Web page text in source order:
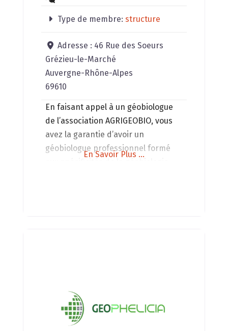
Type de membre:structure
Adresse : 46 Rue des Soeurs
Grézieu-le-Marché
Auvergne-Rhône-Alpes
69610
En faisant appel à un géobiologue
de l’association AGRIGEOBIO, vous
avez la garantie d’avoir un
géobiologue professionnel formé
En Savoir Plus ...